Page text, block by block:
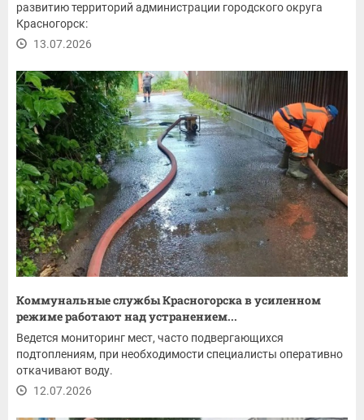
развитию территорий администрации городского округа
Красногорск:
13.07.2026
Коммунальные службы Красногорска в усиленном
режиме работают над устранением...
Ведется мониторинг мест, часто подвергающихся
подтоплениям, при необходимости специалисты оперативно
откачивают воду.
12.07.2026